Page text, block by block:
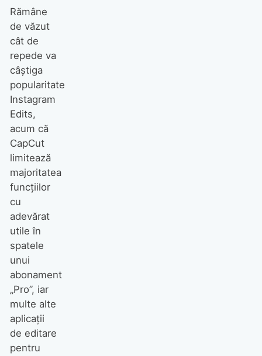
Rămâne
de văzut
cât de
repede va
câștiga
popularitate
Instagram
Edits,
acum că
CapCut
limitează
majoritatea
funcțiilor
cu
adevărat
utile în
spatele
unui
abonament
„Pro”, iar
multe alte
aplicații
de editare
pentru